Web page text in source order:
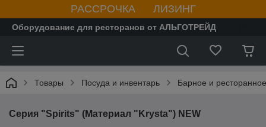
РАССРОЧКА ЛИЗИНГ
Оборудование для ресторанов от АЛЬГОТРЕЙД
Товары Посуда и инвентарь Барное и
Серия "Spirits" (Материал "Krysta") NEW